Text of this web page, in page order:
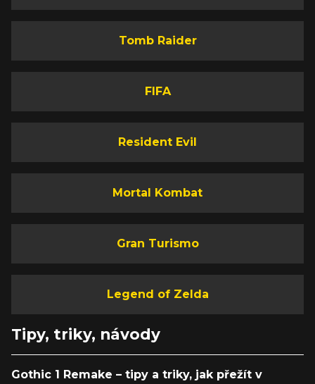
Tomb Raider
FIFA
Resident Evil
Mortal Kombat
Gran Turismo
Legend of Zelda
Tipy, triky, návody
Gothic 1 Remake – tipy a triky, jak přežít v